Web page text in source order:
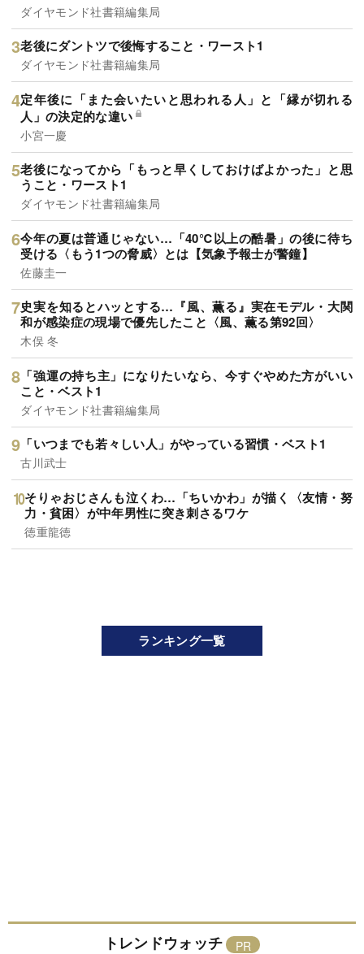
ダイヤモンド社書籍編集局
老後にダントツで後悔すること・ワースト1
ダイヤモンド社書籍編集局
定年後に「また会いたいと思われる人」と「縁が切れる
人」の決定的な違い
小宮一慶
老後になってから「もっと早くしておけばよかった」と思
うこと・ワースト1
ダイヤモンド社書籍編集局
今年の夏は普通じゃない…「40℃以上の酷暑」の後に待ち
受ける〈もう1つの脅威〉とは【気象予報士が警鐘】
佐藤圭一
史実を知るとハッとする…『風、薫る』実在モデル・大関
和が感染症の現場で優先したこと〈風、薫る第92回〉
木俣 冬
「強運の持ち主」になりたいなら、今すぐやめた方がいい
こと・ベスト1
ダイヤモンド社書籍編集局
「いつまでも若々しい人」がやっている習慣・ベスト1
古川武士
そりゃおじさんも泣くわ…「ちいかわ」が描く〈友情・努
力・貧困〉が中年男性に突き刺さるワケ
徳重龍徳
ランキング一覧
トレンドウォッチ